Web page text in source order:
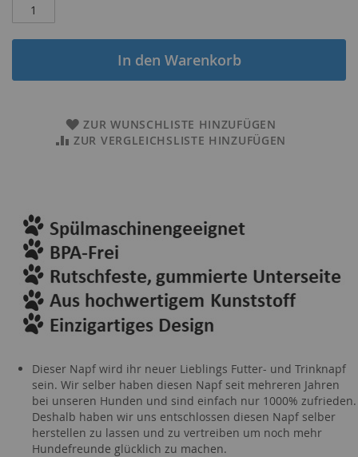
In den Warenkorb
ZUR WUNSCHLISTE HINZUFÜGEN
ZUR VERGLEICHSLISTE HINZUFÜGEN
Dieser Napf wird ihr neuer Lieblings Futter- und Trinknapf
sein. Wir selber haben diesen Napf seit mehreren Jahren
bei unseren Hunden und sind einfach nur 1000% zufrieden.
Deshalb haben wir uns entschlossen diesen Napf selber
herstellen zu lassen und zu vertreiben um noch mehr
Hundefreunde glücklich zu machen.